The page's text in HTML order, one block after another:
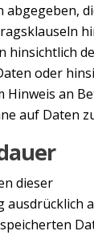
hinsichtlich
oder
Hinweis an
auf Daten
dieser